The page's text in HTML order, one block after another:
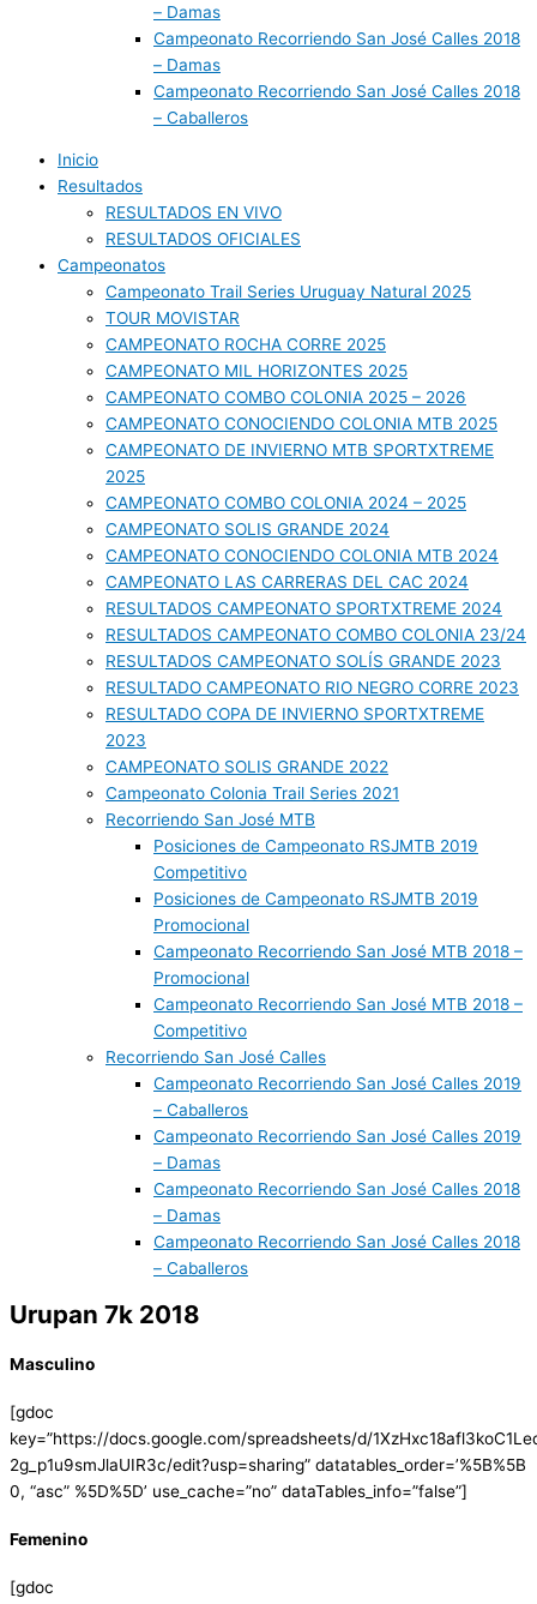
– Damas
Campeonato Recorriendo San José Calles 2018
– Damas
Campeonato Recorriendo San José Calles 2018
– Caballeros
Inicio
Resultados
RESULTADOS EN VIVO
RESULTADOS OFICIALES
Campeonatos
Campeonato Trail Series Uruguay Natural 2025
TOUR MOVISTAR
CAMPEONATO ROCHA CORRE 2025
CAMPEONATO MIL HORIZONTES 2025
CAMPEONATO COMBO COLONIA 2025 – 2026
CAMPEONATO CONOCIENDO COLONIA MTB 2025
CAMPEONATO DE INVIERNO MTB SPORTXTREME
2025
CAMPEONATO COMBO COLONIA 2024 – 2025
CAMPEONATO SOLIS GRANDE 2024
CAMPEONATO CONOCIENDO COLONIA MTB 2024
CAMPEONATO LAS CARRERAS DEL CAC 2024
RESULTADOS CAMPEONATO SPORTXTREME 2024
RESULTADOS CAMPEONATO COMBO COLONIA 23/24
RESULTADOS CAMPEONATO SOLÍS GRANDE 2023
RESULTADO CAMPEONATO RIO NEGRO CORRE 2023
RESULTADO COPA DE INVIERNO SPORTXTREME
2023
CAMPEONATO SOLIS GRANDE 2022
Campeonato Colonia Trail Series 2021
Recorriendo San José MTB
Posiciones de Campeonato RSJMTB 2019
Competitivo
Posiciones de Campeonato RSJMTB 2019
Promocional
Campeonato Recorriendo San José MTB 2018 –
Promocional
Campeonato Recorriendo San José MTB 2018 –
Competitivo
Recorriendo San José Calles
Campeonato Recorriendo San José Calles 2019
– Caballeros
Campeonato Recorriendo San José Calles 2019
– Damas
Campeonato Recorriendo San José Calles 2018
– Damas
Campeonato Recorriendo San José Calles 2018
– Caballeros
Urupan 7k 2018
Masculino
[gdoc
key=”https://docs.google.com/spreadsheets/d/
2g_p1u9smJlaUIR3c/edit?usp=sharing” datatables_order=’%5B%5B
0, “asc” %5D%5D’ use_cache=”no” dataTables_info=”false”]
Femenino
[gdoc